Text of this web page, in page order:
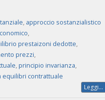
, approccio sostanzialistico
,
prestaizoni dedotte,
prezzi,
,principio invarianza,
equilibri contrattuale
Leggi...